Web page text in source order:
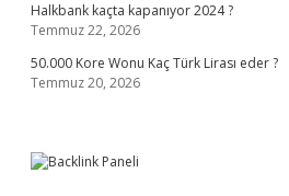
Halkbank kaçta kapanıyor 2024 ?
Temmuz 22, 2026
50.000 Kore Wonu Kaç Türk Lirası eder ?
Temmuz 20, 2026